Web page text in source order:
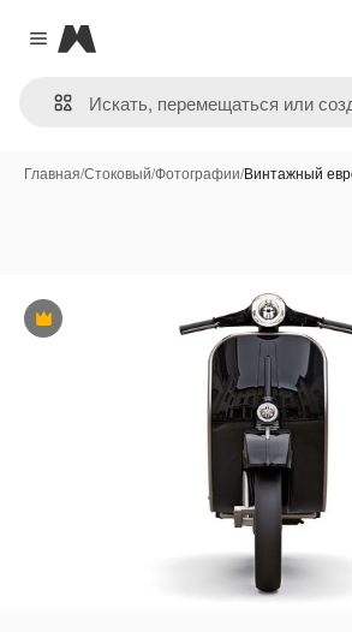
Close menu
Magnific
Главная/Стоковый/Фотографии/Винтажный
Премиум